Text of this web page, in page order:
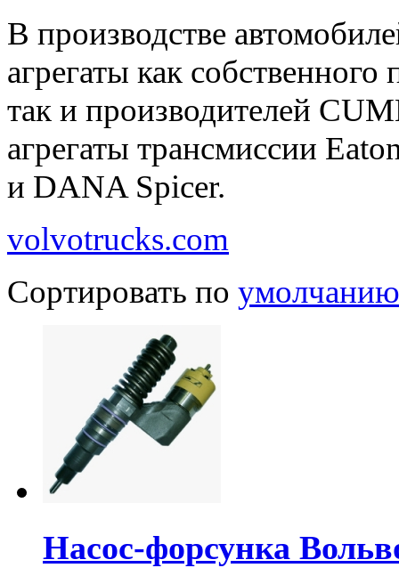
В производстве
агрегаты как
так и производителей
агрегаты трансмиссии
и DANA Spicer.
volvotrucks.com
Сортировать по умолчанию
Насос-форсунка